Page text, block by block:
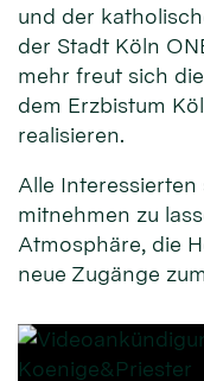
und der
der Stadt Köln
mehr freut sich
dem Erzbistum
realisieren.
Alle Interessierten
mitnehmen zu
Atmosphäre, die
neue Zugänge